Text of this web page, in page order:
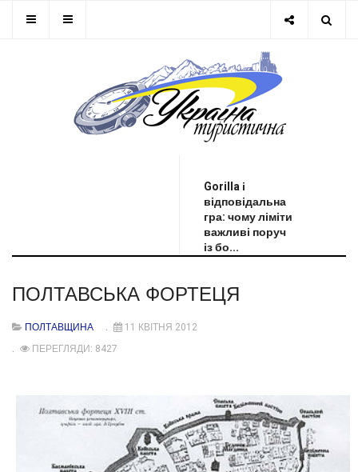
Gorilla і
відповідальна
гра: чому ліміти
важливі поруч
із бо...
ПОЛТАВСЬКА ФОРТЕЦЯ
ПОЛТАВЩИНА
11 КВІТНЯ 2012
ПЕРЕГЛЯДИ: 8427